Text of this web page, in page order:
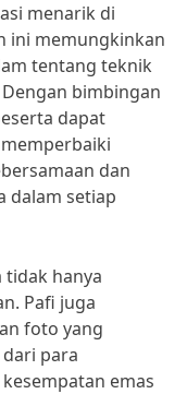
menarik di
ini memungkinkan
tentang teknik
bimbingan
dapat
dan
dalam setiap
tidak hanya
Pafi juga
foto yang
para
emas